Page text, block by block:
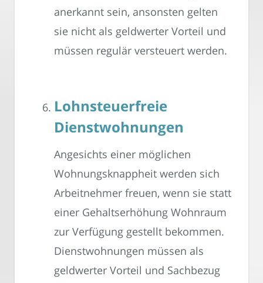
anerkannt sein, ansonsten gelten
sie nicht als geldwerter Vorteil und
müssen regulär versteuert werden.
Lohnsteuerfreie
Dienstwohnungen
Angesichts einer möglichen
Wohnungsknappheit werden sich
Arbeitnehmer freuen, wenn sie statt
einer Gehaltserhöhung Wohnraum
zur Verfügung gestellt bekommen.
Dienstwohnungen müssen als
geldwerter Vorteil und Sachbezug